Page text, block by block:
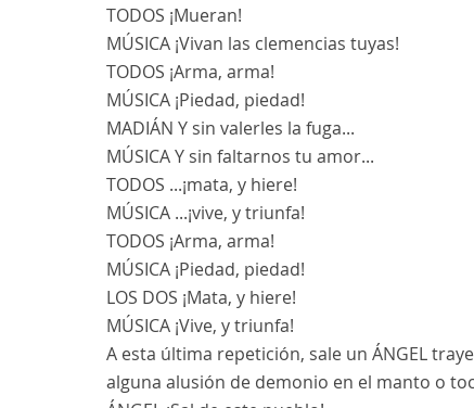
TODOS ¡Mueran!
MÚSICA¡Vivan las clemencias tuyas!
TODOS ¡Arma, arma!
MÚSICA¡Piedad, piedad!
MADIÁN Y sin valerles la fuga...
MÚSICAY sin faltarnos tu amor...
TODOS ...¡mata, y hiere!
MÚSICA...¡vive, y triunfa!
TODOS ¡Arma, arma!
MÚSICA¡Piedad, piedad!
LOS DOS ¡Mata, y hiere!
MÚSICA¡Vive, y triunfa!
A esta última repetición, sale un ÁNGEL
alguna alusión de demonio en el manto o